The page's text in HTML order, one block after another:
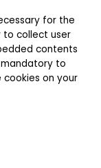
for the
to collect user
contents
to
on your